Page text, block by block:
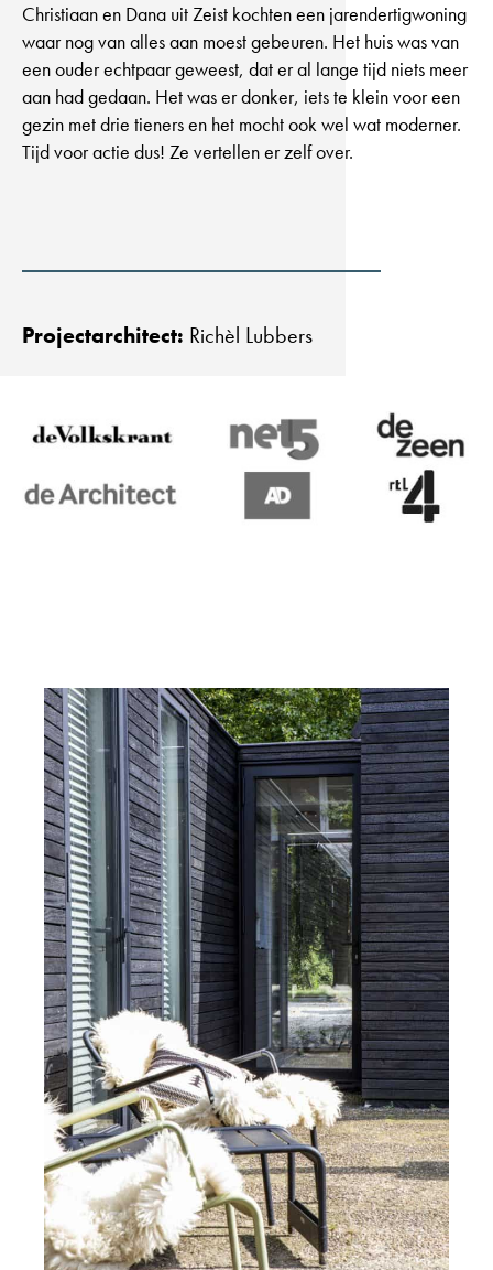
Christiaan en Dana uit Zeist kochten een jarendertigwoning
waar nog van alles aan moest gebeuren. Het huis was van
een ouder echtpaar geweest, dat er al lange tijd niets meer
aan had gedaan. Het was er donker, iets te klein voor een
gezin met drie tieners en het mocht ook wel wat moderner.
Tijd voor actie dus! Ze vertellen er zelf over.
Projectarchitect: Richèl Lubbers